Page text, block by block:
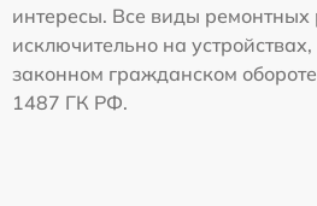
интересы. Все виды ремонтных
исключительно на
законном гражданском обороте,
1487 ГК РФ.